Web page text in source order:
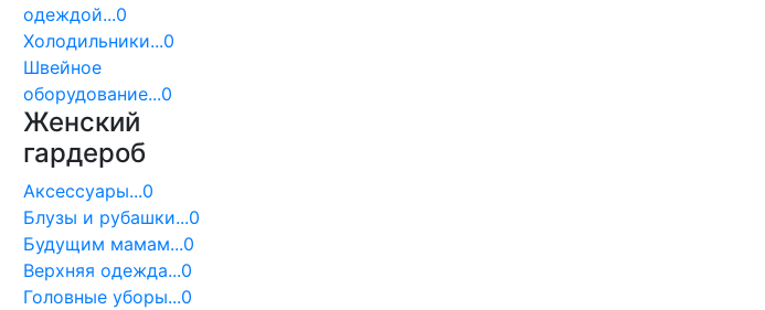
одеждой...0
Холодильники...0
Швейное
оборудование...0
Женский
гардероб
Аксессуары...0
Блузы и рубашки...0
Будущим мамам...0
Верхняя одежда...0
Головные уборы...0